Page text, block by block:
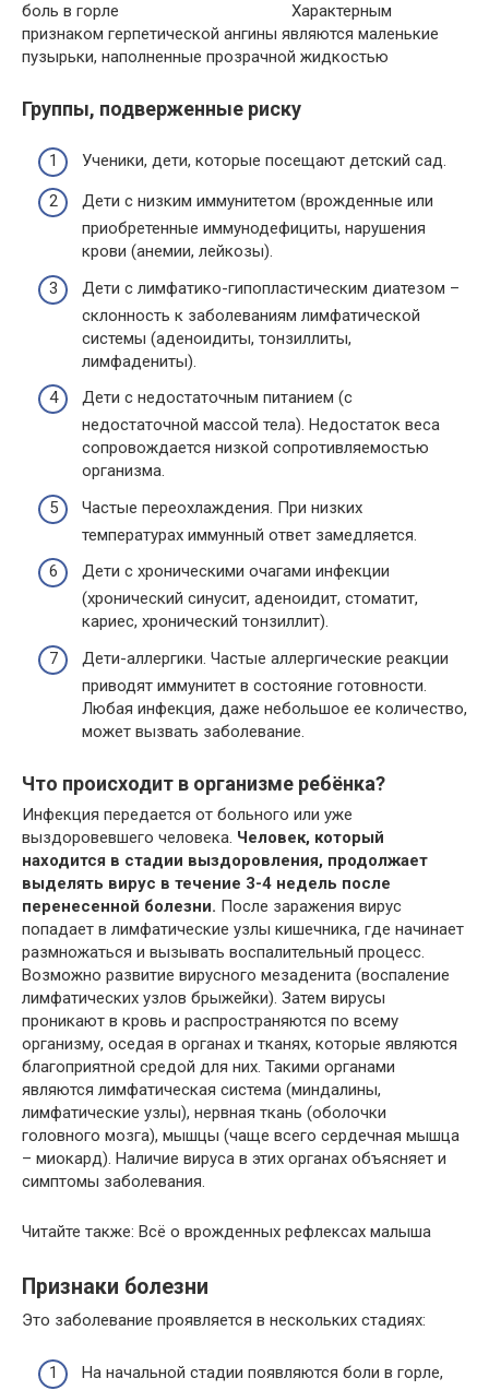
боль в горле
Характерным
признаком герпетической ангины являются маленькие
пузырьки, наполненные прозрачной жидкостью
Группы, подверженные риску
Ученики, дети, которые посещают детский сад.
Дети с низким иммунитетом (врожденные или
приобретенные иммунодефициты, нарушения
крови (анемии, лейкозы).
Дети с лимфатико-гипопластическим диатезом –
склонность к заболеваниям лимфатической
системы (аденоидиты, тонзиллиты,
лимфадениты).
Дети с недостаточным питанием (с
недостаточной массой тела). Недостаток веса
сопровождается низкой сопротивляемостью
организма.
Частые переохлаждения. При низких
температурах иммунный ответ замедляется.
Дети с хроническими очагами инфекции
(хронический синусит, аденоидит, стоматит,
кариес, хронический тонзиллит).
Дети-аллергики. Частые аллергические реакции
приводят иммунитет в состояние готовности.
Любая инфекция, даже небольшое ее количество,
может вызвать заболевание.
Что происходит в организме ребёнка?
Инфекция передается от больного или уже
выздоровевшего человека. Человек, который
находится в стадии выздоровления, продолжает
выделять вирус в течение 3-4 недель после
перенесенной болезни. После заражения вирус
попадает в лимфатические узлы кишечника, где начинает
размножаться и вызывать воспалительный процесс.
Возможно развитие вирусного мезаденита (воспаление
лимфатических узлов брыжейки). Затем вирусы
проникают в кровь и распространяются по всему
организму, оседая в органах и тканях, которые являются
благоприятной средой для них. Такими органами
являются лимфатическая система (миндалины,
лимфатические узлы), нервная ткань (оболочки
головного мозга), мышцы (чаще всего сердечная мышца
– миокард). Наличие вируса в этих органах объясняет и
симптомы заболевания.
Читайте также: Всё о врожденных рефлексах малыша
Признаки болезни
Это заболевание проявляется в нескольких стадиях:
На начальной стадии появляются боли в горле,